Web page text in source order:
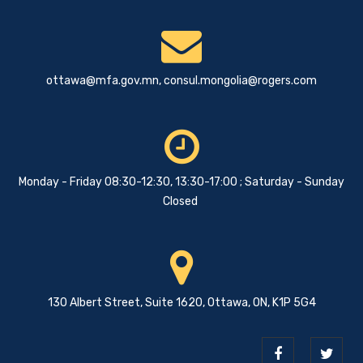
ottawa@mfa.gov.mn,consul.mongolia@rogers.com
Monday - Friday 08:30-12:30, 13:30-17:00 ; Saturday - Sunday
Closed
130 Albert Street, Suite 1620, Ottawa, ON, K1P 5G4